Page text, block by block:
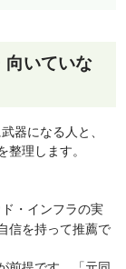
向いていな
器になる人と、
理します。
・インフラの実
信を持って推薦で